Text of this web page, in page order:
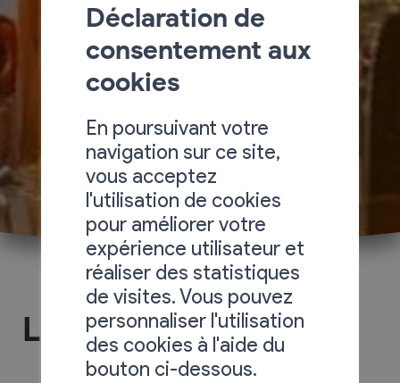
Le Saint-André
Déclaration de
consentement aux
cookies
En poursuivant votre
navigation sur ce site,
vous acceptez
l'utilisation de cookies
pour améliorer votre
expérience utilisateur et
réaliser des statistiques
de visites. Vous pouvez
personnaliser l'utilisation
des cookies à l'aide du
bouton ci-dessous.